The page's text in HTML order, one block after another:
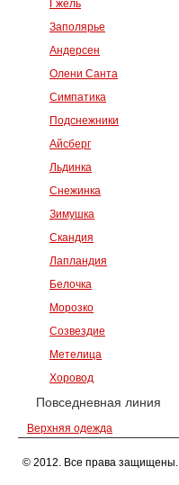
Гжель
Заполярье
Андерсен
Олени Санта
Симпатика
Подснежники
Айсберг
Льдинка
Снежинка
Зимушка
Скандия
Лапландия
Белочка
Морозко
Созвездие
Метелица
Хоровод
Повседневная линия
Верхняя одежда
© 2012. Все права защищены.